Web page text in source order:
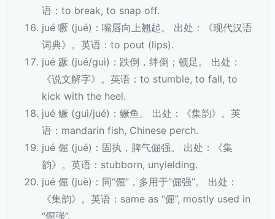
语：to break, to snap off.
jué 噘 (jué)：嘴唇向上翘起。 出处：《现代汉语
词典》。英语：to pout (lips).
jué 蹶 (jué/guì)：跌倒，绊倒；顿足。 出处：
《说文解字》。英语：to stumble, to fall, to
kick with the heel.
jué 鳜 (guì/jué)：鳜鱼。 出处：《集韵》。英
语：mandarin fish, Chinese perch.
jué 倔 (jué)：固执，脾气倔强。 出处：《集
韵》。英语：stubborn, unyielding.
jué 倔 (juè)：同“倔”，多用于“倔强”。 出处：
《集韵》。英语：same as “倔”, mostly used in
“倔强”.